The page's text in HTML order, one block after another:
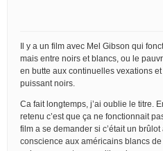
Il y a un film avec Mel Gibson qui
mais entre noirs et blancs, ou le
en butte aux continuelles vexations
puissant noirs.
Ca fait longtemps, j’ai oublie le titre.
retenu c’est que ça ne fonctionnait
film a se demander si c’était un
conscience aux américains blancs